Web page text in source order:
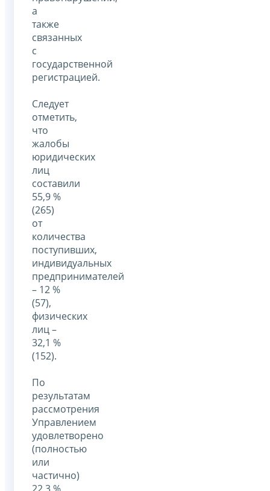
а
также
связанных
с
государственной
регистрацией.
Следует
отметить,
что
жалобы
юридических
лиц
составили
55,9 %
(265)
от
количества
поступивших,
индивидуальных
предпринимателей
– 12 %
(57),
физических
лиц –
32,1 %
(152).
По
результатам
рассмотрения
Управлением
удовлетворено
(полностью
или
частично)
22,3 %